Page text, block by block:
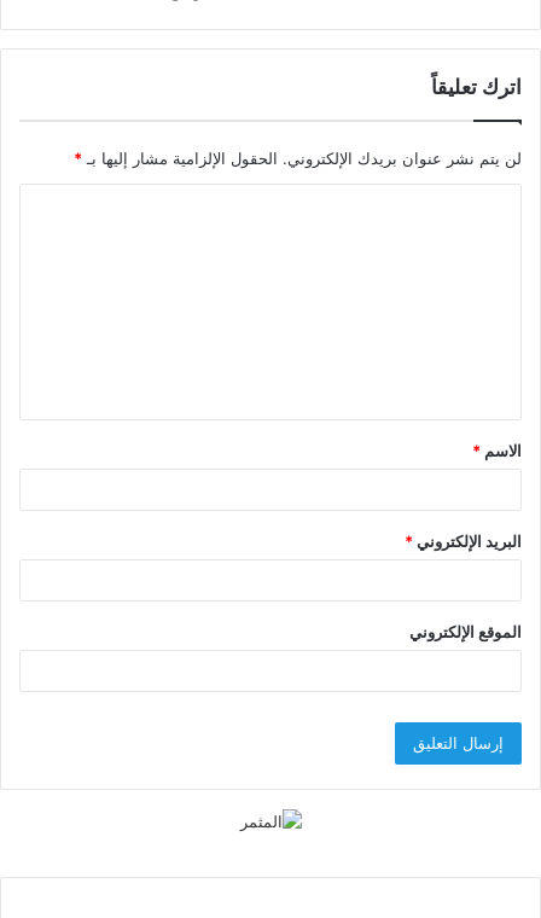
اترك تعليقاً
لن يتم نشر عنوان بريدك الإلكتروني. الحقول الإلزامية مشار إليها بـ *
ق
*
الاسم *
البريد الإلكتروني*
الموقع الإلكتروني